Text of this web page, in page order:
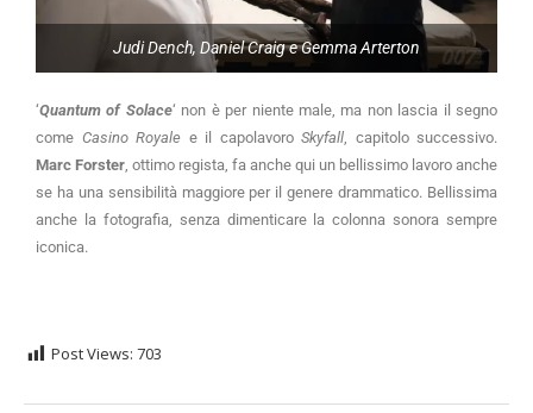
Judi Dench, Daniel Craig e Gemma Arterton
‘Quantum of Solace‘ non è per niente male, ma non lascia il segno
come Casino Royale e il capolavoro Skyfall, capitolo successivo.
Marc Forster, ottimo regista, fa anche qui un bellissimo lavoro anche
se ha una sensibilità maggiore per il genere drammatico. Bellissima
anche la fotografia, senza dimenticare la colonna sonora sempre
iconica.
Post Views: 703